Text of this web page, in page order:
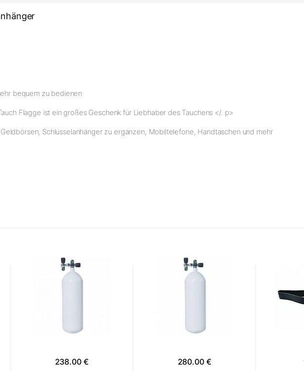
bequem zu bedienen
Flagge ist ein großes Geschenk für Liebhaber des Tauchens </. p>
Schlüsselanhänger zu ergänzen, Mobiltelefone, Handtaschen und mehr
238.00 € 280.00 €